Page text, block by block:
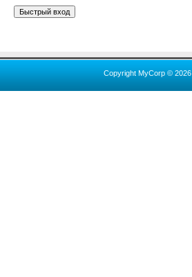
Copyright MyCorp © 2026